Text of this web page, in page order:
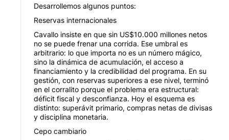
Desarrollemos algunos puntos:
Reservas internacionales
Cavallo insiste en que sin US$10.000 millones netos
no se puede frenar una corrida. Ese umbral es
arbitrario: lo que importa no es un número mágico,
sino la dinámica de acumulación, el acceso a
financiamiento y la credibilidad del programa. En su
gestión, con reservas superiores a ese nivel, terminó
en el corralito porque el problema era estructural:
déficit fiscal y desconfianza. Hoy el esquema es
distinto: superávit primario, compras netas de divisas
y disciplina monetaria.
Cepo cambiario